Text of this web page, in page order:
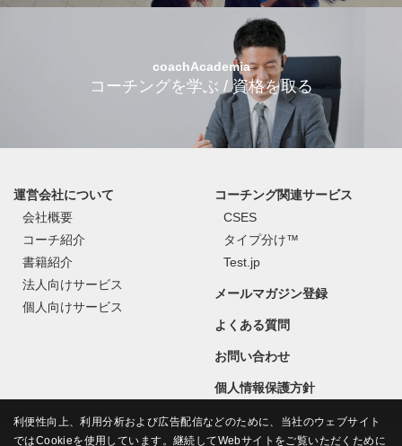
coachAcademia
コーチングを学ぶ / 資格を取る
運営会社について
会社概要
コーチ紹介
書籍紹介
法人向けサービス
個人向けサービス
コーチング関連サービス
CSES
タイプ分け™
Test.jp
メールマガジン登録
よくある質問
お問い合わせ
個人情報保護方針
利便性向上、利用分析および広告配信などのために、当社のウェブサイト
ではCookieを使用しています。継続してWebサイトをご覧いただくために